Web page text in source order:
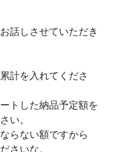
話しさせていただき
計を入れてくださ
トした納品予定額を
い。
らない額ですから
さいな。